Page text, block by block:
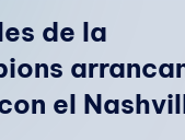
de la
el